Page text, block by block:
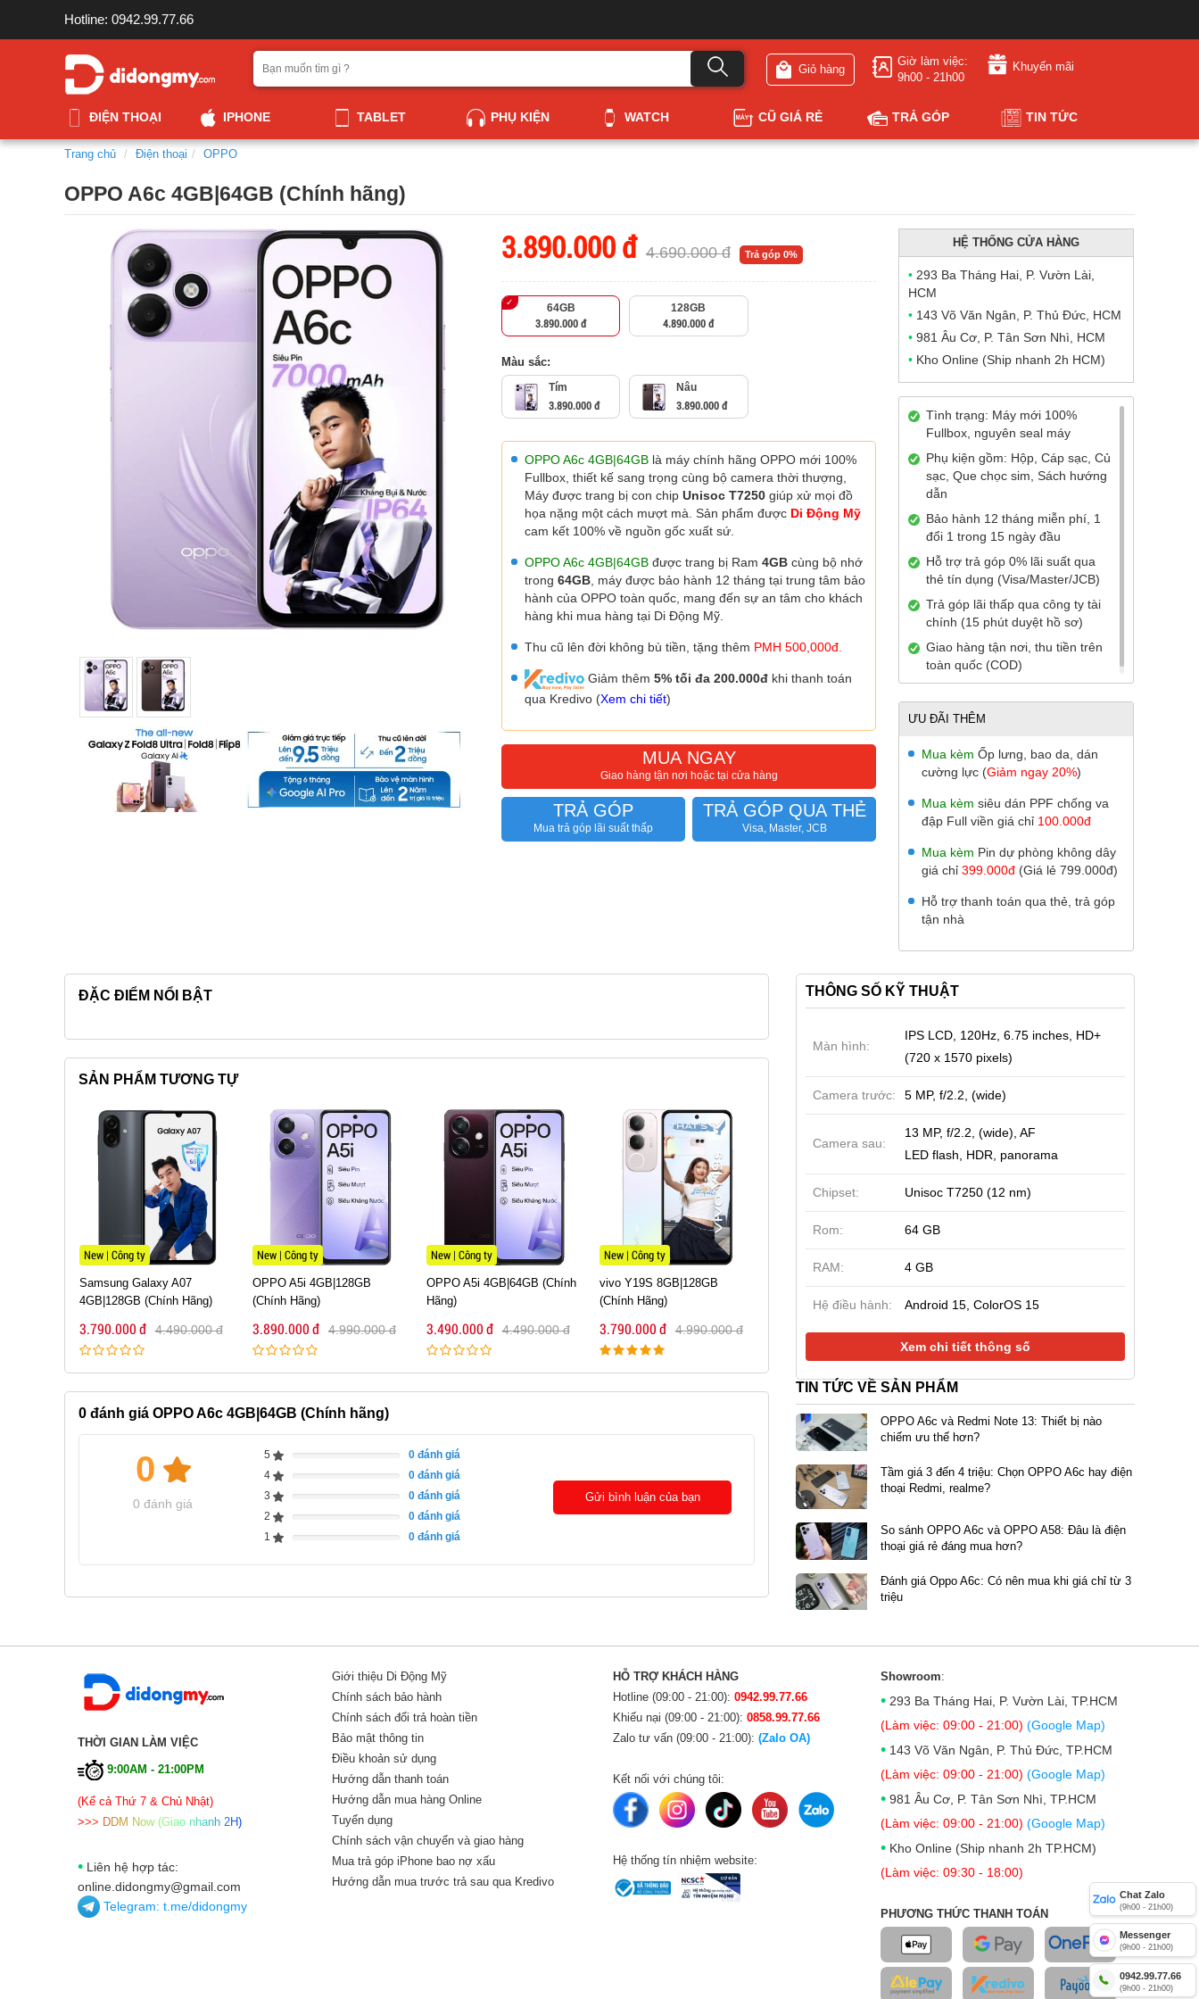
Hotline: 0942.99.77.66
Giỏ hàng
Giờ làm việc:
9h00 - 21h00
Khuyến mãi
ĐIỆN THOẠI IPHONE TABLET PHỤ KIỆN WATCH CŨ GIÁ RẺ TRẢ GÓP TIN TỨC
Trang chủ Điện thoại OPPO
OPPO A6c 4GB|64GB (Chính hãng)
3.890.000 đ 4.690.000 đ Trả góp 0%
64GB
3.890.000 đ
128GB
4.890.000 đ
Màu sắc:
Tím
3.890.000 đ
Nâu
3.890.000 đ
OPPO A6c 4GB|64GB là máy chính hãng OPPO mới 100%
Fullbox, thiết kế sang trọng cùng bộ camera thời thượng,
Máy được trang bị con chip Unisoc T7250 giúp xử mọi đồ
họa nặng một cách mượt mà. Sản phẩm được Di Động Mỹ
cam kết 100% về nguồn gốc xuất sứ.
OPPO A6c 4GB|64GB được trang bị Ram 4GB cùng bộ nhớ
trong 64GB , máy được bảo hành 12 tháng tại trung tâm bảo
hành của OPPO toàn quốc, mang đến sự an tâm cho khách
hàng khi mua hàng tại Di Động Mỹ.
Thu cũ lên đời không bù tiền, tặng thêm PMH 500,000đ.
Giảm thêm 5% tối đa 200.000đ khi thanh toán
qua Kredivo (Xem chi tiết)
MUA NGAY
Giao hàng tận nơi hoặc tại cửa hàng
TRẢ GÓP
Mua trả góp lãi suất thấp
TRẢ GÓP QUA THẺ
Visa, Master, JCB
HỆ THỐNG CỬA HÀNG
• 293 Ba Tháng Hai, P. Vườn Lài,
HCM
• 143 Võ Văn Ngân, P. Thủ Đức, HCM
• 981 Âu Cơ, P. Tân Sơn Nhì, HCM
• Kho Online (Ship nhanh 2h HCM)
Tình trạng: Máy mới 100%
Fullbox, nguyên seal máy
Phụ kiện gồm: Hộp, Cáp sạc, Củ
sạc, Que chọc sim, Sách hướng
dẫn
Bảo hành 12 tháng miễn phí, 1
đổi 1 trong 15 ngày đầu
Hỗ trợ trả góp 0% lãi suất qua
thẻ tín dụng (Visa/Master/JCB)
Trả góp lãi thấp qua công ty tài
chính (15 phút duyệt hồ sơ)
Giao hàng tận nơi, thu tiền trên
toàn quốc (COD)
ƯU ĐÃI THÊM
Mua kèm Ốp lưng, bao da, dán
cường lực (Giảm ngay 20%)
Mua kèm siêu dán PPF chống va
đập Full viền giá chỉ 100.000đ
Mua kèm Pin dự phòng không dây
giá chỉ 399.000đ (Giá lẻ 799.000đ)
Hỗ trợ thanh toán qua thẻ, trả góp
tận nhà
ĐẶC ĐIỂM NỔI BẬT
SẢN PHẨM TƯƠNG TỰ
New | Công ty
Samsung Galaxy A07
4GB|128GB (Chính Hãng)
3.790.000 đ 4.490.000 đ
New | Công ty
OPPO A5i 4GB|128GB
(Chính Hãng)
3.890.000 đ 4.990.000 đ
New | Công ty
OPPO A5i 4GB|64GB (Chính
Hãng)
3.490.000 đ 4.490.000 đ
New | Công ty
vivo Y19S 8GB|128GB
(Chính Hãng)
3.790.000 đ 4.990.000 đ
New | Công ty
4GB|64GB (Chính hãng)
3.790.000 đ 4.490.000 đ
New | Công ty
4GB|128GB (Chính Hãng)
3.790.000 đ 4.490.000 đ
New | Công ty
3.890.000 đ
0 đánh giá OPPO A6c 4GB|64GB (Chính hãng)
0
0 đánh giá
5 0đánh giá
4
0đánh giá
3
0đánh giá
2
0đánh giá
1
0đánh giá
Gửi bình luận của bạn
THÔNG SỐ KỸ THUẬT
Màn hình:
IPS LCD, 120Hz, 6.75 inches, HD+
(720 x 1570 pixels)
Camera trước: 5 MP, f/2.2, (wide)
Camera sau:
13 MP, f/2.2, (wide), AF
LED flash, HDR, panorama
Chipset: Unisoc T7250 (12 nm)
Rom: 64 GB
RAM: 4 GB
Hệ điều hành: Android 15, ColorOS 15
Xem chi tiết thông số
TIN TỨC VỀ SẢN PHẨM
OPPO A6c và Redmi Note 13: Thiết bị nào
chiếm ưu thế hơn?
Tầm giá 3 đến 4 triệu: Chọn OPPO A6c hay điện
thoại Redmi, realme?
So sánh OPPO A6c và OPPO A58: Đâu là điện
thoại giá rẻ đáng mua hơn?
Đánh giá Oppo A6c: Có nên mua khi giá chỉ từ 3
triệu
THỜI GIAN LÀM VIỆC
9:00AM - 21:00PM
(Kể cả Thứ 7 & Chủ Nhật)
>>> DDM Now (Giao nhanh 2H)
• Liên hệ hợp tác:
online.didongmy@gmail.com
Telegram: t.me/didongmy
Giới thiệu Di Động Mỹ
Chính sách bảo hành
Chính sách đổi trả hoàn tiền
Bảo mật thông tin
Điều khoản sử dụng
Hướng dẫn thanh toán
Hướng dẫn mua hàng Online
Tuyển dụng
Chính sách vận chuyển và giao hàng
Mua trả góp iPhone bao nợ xấu
Hướng dẫn mua trước trả sau qua Kredivo
HỖ TRỢ KHÁCH HÀNG
Hotline (09:00 - 21:00): 0942.99.77.66
Khiếu nại (09:00 - 21:00): 0858.99.77.66
Zalo tư vấn (09:00 - 21:00): (Zalo OA)
Kết nối với chúng tôi:
Hệ thống tín nhiệm website:
Showroom:
• 293 Ba Tháng Hai, P. Vườn Lài, TP.HCM
(Làm việc: 09:00 - 21:00) (Google Map)
• 143 Võ Văn Ngân, P. Thủ Đức, TP.HCM
(Làm việc: 09:00 - 21:00) (Google Map)
• 981 Âu Cơ, P. Tân Sơn Nhì, TP.HCM
(Làm việc: 09:00 - 21:00) (Google Map)
• Kho Online (Ship nhanh 2h TP.HCM)
(Làm việc: 09:30 - 18:00)
PHƯƠNG THỨC THANH TOÁN
Chat Zalo
(9h00 - 21h00)
Messenger
(9h00 - 21h00)
0942.99.77.66
(9h00 - 21h00)